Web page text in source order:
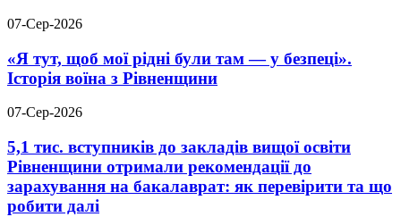
07-Сер-2026
«Я тут, щоб мої рідні були там — у безпеці».
Історія воїна з Рівненщини
07-Сер-2026
5,1 тис. вступників до закладів вищої освіти
Рівненщини отримали рекомендації до
зарахування на бакалаврат: як перевірити та що
робити далі